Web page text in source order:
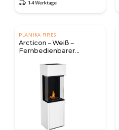
1-4 Werktage
PLANIKA FIRES
Arcticon – Weiß –
Fernbedienbarer